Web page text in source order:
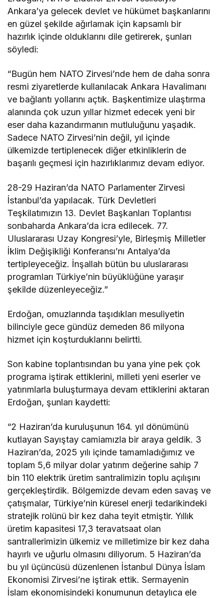
Ankara’ya gelecek devlet ve hükümet başkanlarını
en güzel şekilde ağırlamak için kapsamlı bir
hazırlık içinde olduklarını dile getirerek, şunları
söyledi:
“Bugün hem NATO Zirvesi’nde hem de daha sonra
resmi ziyaretlerde kullanılacak Ankara Havalimanı
ve bağlantı yollarını açtık. Başkentimize ulaştırma
alanında çok uzun yıllar hizmet edecek yeni bir
eser daha kazandırmanın mutluluğunu yaşadık.
Sadece NATO Zirvesi’nin değil, yıl içinde
ülkemizde tertiplenecek diğer etkinliklerin de
başarılı geçmesi için hazırlıklarımız devam ediyor.
28-29 Haziran’da NATO Parlamenter Zirvesi
İstanbul’da yapılacak. Türk Devletleri
Teşkilatımızın 13. Devlet Başkanları Toplantısı
sonbaharda Ankara’da icra edilecek. 77.
Uluslararası Uzay Kongresi’yle, Birleşmiş Milletler
İklim Değişikliği Konferansı’nı Antalya’da
tertipleyeceğiz. İnşallah bütün bu uluslararası
programları Türkiye’nin büyüklüğüne yaraşır
şekilde düzenleyeceğiz.”
Erdoğan, omuzlarında taşıdıkları mesuliyetin
bilinciyle gece gündüz demeden 86 milyona
hizmet için koşturduklarını belirtti.
Son kabine toplantısından bu yana yine pek çok
programa iştirak ettiklerini, milleti yeni eserler ve
yatırımlarla buluşturmaya devam ettiklerini aktaran
Erdoğan, şunları kaydetti:
“2 Haziran’da kuruluşunun 164. yıl dönümünü
kutlayan Sayıştay camiamızla bir araya geldik. 3
Haziran’da, 2025 yılı içinde tamamladığımız ve
toplam 5,6 milyar dolar yatırım değerine sahip 7
bin 110 elektrik üretim santralimizin toplu açılışını
gerçekleştirdik. Bölgemizde devam eden savaş ve
çatışmalar, Türkiye’nin küresel enerji tedarikindeki
stratejik rolünü bir kez daha teyit etmiştir. Yıllık
üretim kapasitesi 17,3 teravatsaat olan
santrallerimizin ülkemiz ve milletimize bir kez daha
hayırlı ve uğurlu olmasını diliyorum. 5 Haziran’da
bu yıl üçüncüsü düzenlenen İstanbul Dünya İslam
Ekonomisi Zirvesi’ne iştirak ettik. Sermayenin
İslam ekonomisindeki konumunun detaylıca ele